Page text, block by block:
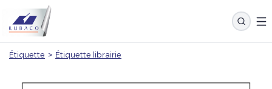
Étiquette > Étiquette librairie